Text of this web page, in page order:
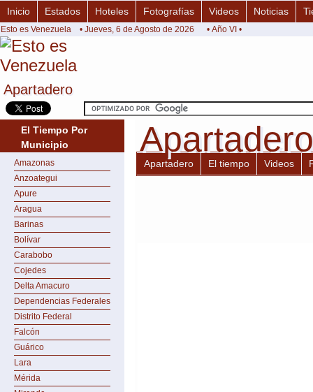
Apartadero
Apartadero
Inicio Estados Hoteles Fotografías Videos Noticias
Esto es Venezuela • Jueves, 6 de Agosto de 2026 • Año VI •
El Tiempo Por
Municipio
Amazonas
Anzoategui
Apure
Aragua
Barinas
Bolívar
Carabobo
Cojedes
Delta Amacuro
Dependencias Federales
Distrito Federal
Falcón
Guárico
Lara
Mérida
Apartadero
Apartadero El tiempo Videos